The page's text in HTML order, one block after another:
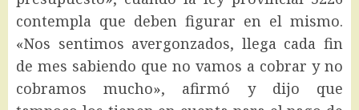
contempla que deben figurar en el mismo.
«Nos sentimos avergonzados, llega cada fin
de mes sabiendo que no vamos a cobrar y no
cobramos mucho», afirmó y dijo que